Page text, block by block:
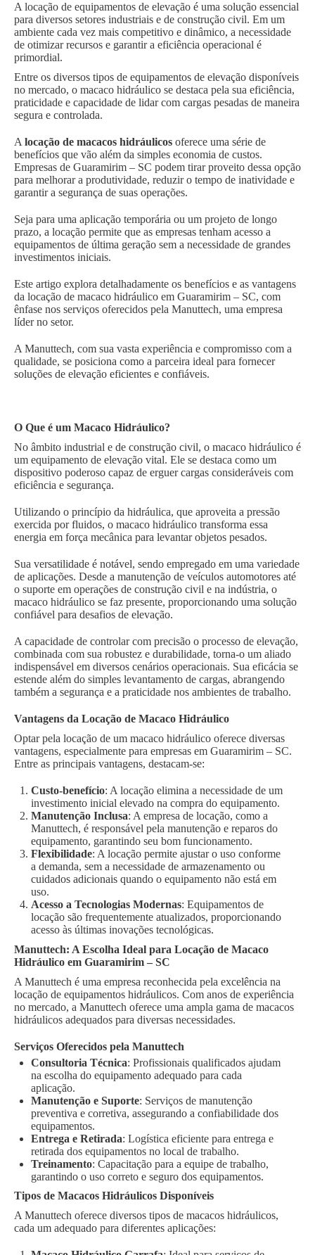
A locação de equipamentos de elevação é uma solução essencial
para diversos setores industriais e de construção civil. Em um
ambiente cada vez mais competitivo e dinâmico, a necessidade
de otimizar recursos e garantir a eficiência operacional é
primordial.
Entre os diversos tipos de equipamentos de elevação disponíveis
no mercado, o macaco hidráulico se destaca pela sua eficiência,
praticidade e capacidade de lidar com cargas pesadas de maneira
segura e controlada.
A locação de macacos hidráulicos oferece uma série de
benefícios que vão além da simples economia de custos.
Empresas de Guaramirim – SC podem tirar proveito dessa opção
para melhorar a produtividade, reduzir o tempo de inatividade e
garantir a segurança de suas operações.
Seja para uma aplicação temporária ou um projeto de longo
prazo, a locação permite que as empresas tenham acesso a
equipamentos de última geração sem a necessidade de grandes
investimentos iniciais.
Este artigo explora detalhadamente os benefícios e as vantagens
da locação de macaco hidráulico em Guaramirim – SC, com
ênfase nos serviços oferecidos pela Manuttech, uma empresa
líder no setor.
A Manuttech, com sua vasta experiência e compromisso com a
qualidade, se posiciona como a parceira ideal para fornecer
soluções de elevação eficientes e confiáveis.
O Que é um Macaco Hidráulico?
No âmbito industrial e de construção civil, o macaco hidráulico é
um equipamento de elevação vital. Ele se destaca como um
dispositivo poderoso capaz de erguer cargas consideráveis com
eficiência e segurança.
Utilizando o princípio da hidráulica, que aproveita a pressão
exercida por fluidos, o macaco hidráulico transforma essa
energia em força mecânica para levantar objetos pesados.
Sua versatilidade é notável, sendo empregado em uma variedade
de aplicações. Desde a manutenção de veículos automotores até
o suporte em operações de construção civil e na indústria, o
macaco hidráulico se faz presente, proporcionando uma solução
confiável para desafios de elevação.
A capacidade de controlar com precisão o processo de elevação,
combinada com sua robustez e durabilidade, torna-o um aliado
indispensável em diversos cenários operacionais. Sua eficácia se
estende além do simples levantamento de cargas, abrangendo
também a segurança e a praticidade nos ambientes de trabalho.
Vantagens da Locação de Macaco Hidráulico
Optar pela locação de um macaco hidráulico oferece diversas
vantagens, especialmente para empresas em Guaramirim – SC.
Entre as principais vantagens, destacam-se:
Custo-benefício: A locação elimina a necessidade de um
investimento inicial elevado na compra do equipamento.
Manutenção Inclusa: A empresa de locação, como a
Manuttech, é responsável pela manutenção e reparos do
equipamento, garantindo seu bom funcionamento.
Flexibilidade: A locação permite ajustar o uso conforme
a demanda, sem a necessidade de armazenamento ou
cuidados adicionais quando o equipamento não está em
uso.
Acesso a Tecnologias Modernas: Equipamentos de
locação são frequentemente atualizados, proporcionando
acesso às últimas inovações tecnológicas.
Manuttech: A Escolha Ideal para Locação de Macaco
Hidráulico em Guaramirim – SC
A Manuttech é uma empresa reconhecida pela excelência na
locação de equipamentos hidráulicos. Com anos de experiência
no mercado, a Manuttech oferece uma ampla gama de macacos
hidráulicos adequados para diversas necessidades.
Serviços Oferecidos pela Manuttech
Consultoria Técnica: Profissionais qualificados ajudam
na escolha do equipamento adequado para cada
aplicação.
Manutenção e Suporte: Serviços de manutenção
preventiva e corretiva, assegurando a confiabilidade dos
equipamentos.
Entrega e Retirada: Logística eficiente para entrega e
retirada dos equipamentos no local de trabalho.
Treinamento: Capacitação para a equipe de trabalho,
garantindo o uso correto e seguro dos equipamentos.
Tipos de Macacos Hidráulicos Disponíveis
A Manuttech oferece diversos tipos de macacos hidráulicos,
cada um adequado para diferentes aplicações: